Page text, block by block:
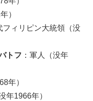
）
フィリピン大統領（没
トフ ：軍人（没年
年）
年1966年）